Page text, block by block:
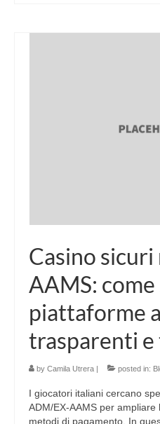
Casino sicuri
AAMS:
piattaforme
trasparenti
by Camila Utrera | posted in:
I giocatori italiani cercano
ADM/EX-AAMS per ampliare
metodi di pagamento. In